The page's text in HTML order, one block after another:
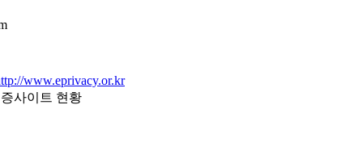
www.eprivacy.or.kr
사이트 현황